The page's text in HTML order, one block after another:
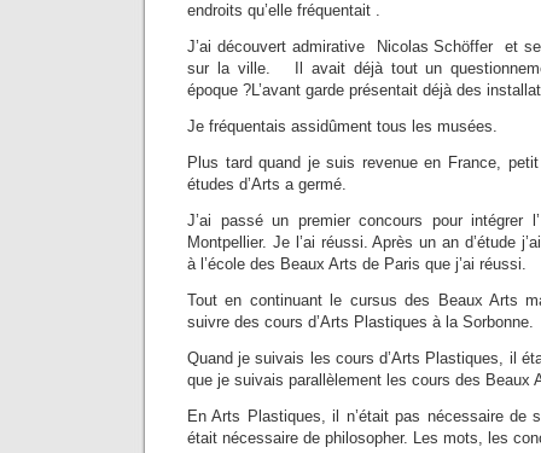
endroits qu’elle fréquentait .
J’ai découvert admirative Nicolas Schöffer et
sur la ville. Il avait déjà tout un
époque ?L’avant garde présentait déjà des
Je fréquentais assidûment tous les musées.
Plus tard quand je suis revenue en France,
études d’Arts a germé.
J’ai passé un premier concours pour intégrer
Montpellier. Je l’ai réussi. Après un an d’étude
à l’école des Beaux Arts de Paris que j’ai réussi.
Tout en continuant le cursus des Beaux Arts
suivre des cours d’Arts Plastiques à la Sorbonne.
Quand je suivais les cours d’Arts Plastiques, il
que je suivais parallèlement les cours des Beaux
En Arts Plastiques, il n’était pas nécessaire de
était nécessaire de philosopher. Les mots, les